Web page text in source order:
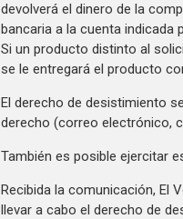
devolverá el dinero de la
bancaria a la cuenta indicada
Si un producto distinto al
se le entregará el producto
El derecho de desistimiento
derecho (correo electrónico,
También es posible ejercitar
Recibida la comunicación, El
llevar a cabo el derecho de